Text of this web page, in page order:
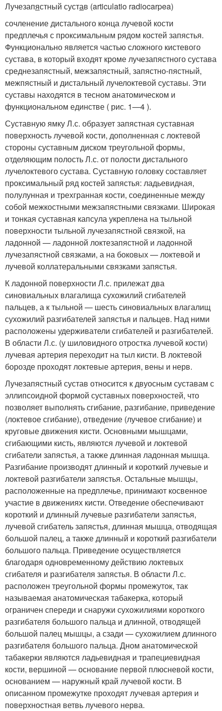
Лучезапястный сустав (articulatio radiocarpea)
сочленение дистального конца лучевой кости
предплечья с проксимальным рядом костей запястья.
Функционально является частью сложного кистевого
сустава, в который входят кроме лучезапястного сустава
среднезапястный, межзапястный, запястно-пястный,
межпястный и дистальный лучелоктевой суставы. Эти
суставы находятся в тесном анатомическом и
функциональном единстве ( рис. 1—4 ).
Суставную ямку Л.с. образует запястная суставная
поверхность лучевой кости, дополненная с локтевой
стороны суставным диском треугольной формы,
отделяющим полость Л.с. от полости дистального
лучелоктевого сустава. Суставную головку составляет
проксимальный ряд костей запястья: ладьевидная,
полулунная и трехгранная кости, соединенные между
собой межкостными межзапястными связками. Широкая
и тонкая суставная капсула укреплена на тыльной
поверхности тыльной лучезапястной связкой, на
ладонной — ладонной локтезапястной и ладонной
лучезапястной связками, а на боковых — локтевой и
лучевой коллатеральными связками запястья.
К ладонной поверхности Л.с. прилежат два
синовиальных влагалища сухожилий сгибателей
пальцев, а к тыльной — шесть синовиальных влагалищ
сухожилий разгибателей запястья и пальцев. Над ними
расположены удерживатели сгибателей и разгибателей.
В области Л.с. (у шиловидного отростка лучевой кости)
лучевая артерия переходит на тыл кисти. В локтевой
борозде проходят локтевые артерия, вены и нерв.
Лучезапястный сустав относится к двуосным суставам с
эллипсоидной формой суставных поверхностей, что
позволяет выполнять сгибание, разгибание, приведение
(локтевое сгибание), отведение (лучевое сгибание) и
круговые движения кисти. Основными мышцами,
сгибающими кисть, являются лучевой и локтевой
сгибатели запястья, а также длинная ладонная мышца.
Разгибание производят длинный и короткий лучевые и
локтевой разгибатели запястья. Остальные мышцы,
расположенные на предплечье, принимают косвенное
участие в движениях кисти. Отведение обеспечивают
короткий и длинный лучевые разгибатели запястья,
лучевой сгибатель запястья, длинная мышца, отводящая
большой палец, а также длинный и короткий разгибатели
большого пальца. Приведение осуществляется
благодаря одновременному действию локтевых
сгибателя и разгибателя запястья. В области Л.с.
расположен треугольной формы промежуток, так
называемая анатомическая табакерка, который
ограничен спереди и снаружи сухожилиями короткого
разгибателя большого пальца и длинной, отводящей
большой палец мышцы, а сзади — сухожилием длинного
разгибателя большого пальца. Дном анатомической
табакерки являются ладьевидная и трапециевидная
кости, вершиной — основание первой плюсневой кости,
основанием — наружный край лучевой кости. В
описанном промежутке проходят лучевая артерия и
поверхностная ветвь лучевого нерва.